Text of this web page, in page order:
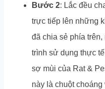
Bước 2: Lắc đều
trực tiếp lên những
đã chia sẻ phía
trình sử dụng thực
sợ mùi của Rat &
này là chuột